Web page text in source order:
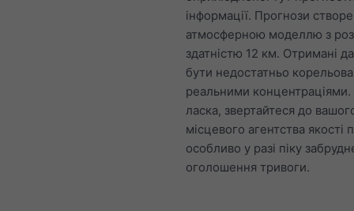
інформації. Прогнози
атмосферною моделлю з
здатністю 12 км. Отримані
бути недостатньо
реальними концентраціями.
ласка, звертайтеся до
місцевого агентства якості
особливо у разі піку
оголошення тривоги.